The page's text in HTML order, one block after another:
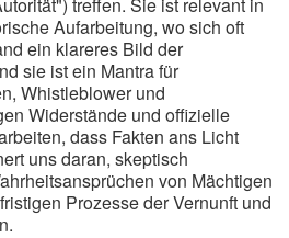
Aufarbeitung, wo sich oft
ein klareres Bild der
sie ist ein Mantra für
Whistleblower und
Widerstände und offizielle
dass Fakten ans Licht
uns daran, skeptisch
von Mächtigen
Prozesse der Vernunft und